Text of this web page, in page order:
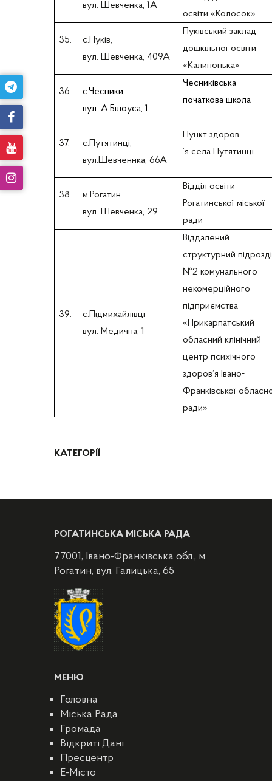
вул. Шевченка, 1А
освіти «Колосок»
35.
с.Пуків,
вул. Шевченка, 409А
Пуківський заклад
дошкільної освіти
«Калинонька»
36.
с.Чесники,
вул. А.Білоуса, 1
Чесниківська
початкова школа
37.
с.Путятинці,
вул.Шевченнка, 66А
Пункт здоров
’я села Путятинці
38.
м.Рогатин
вул. Шевченка, 29
Відділ освіти
Рогатинської міської
ради
39.
с.Підмихайлівці
вул. Медична, 1
Віддалений
структурний
№2 комунального
некомерційного
підприємства
«Прикарпатський
обласний клінічний
центр психічного
здоров’я Івано-
Франківської
ради»
КАТЕГОРІЇ
РОГАТИНСЬКА МІСЬКА РАДА
77001, Івано-Франківська обл., м.
Рогатин, вул. Галицька, 65
МЕНЮ
Головна
Міська Рада
Громада
Відкриті Дані
Пресцентр
E-Місто